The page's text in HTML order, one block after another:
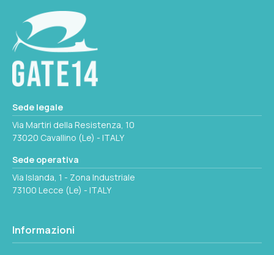
8x
Ø OBIETTIVO MM
21
PESO G
195
COLORE
ROSSO
87 x 104 x 35
8x
Sede legale
Via Martiri della Resistenza, 10
73020 Cavallino (Le) - ITALY
Sede operativa
Via Islanda, 1 - Zona Industriale
73100 Lecce (Le) - ITALY
Informazioni